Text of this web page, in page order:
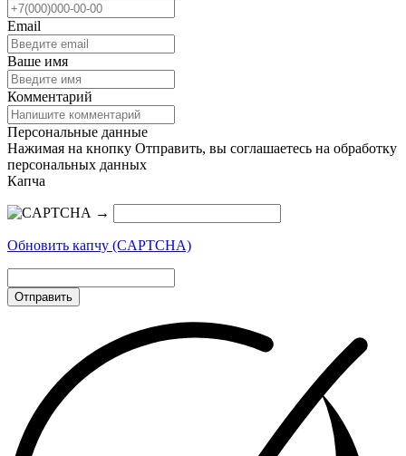
Email
Ваше имя
Комментарий
Персональные данные
Нажимая на кнопку Отправить, вы соглашаетесь на обработку
персональных данных
Капча
→
Обновить капчу (CAPTCHA)
Отправить